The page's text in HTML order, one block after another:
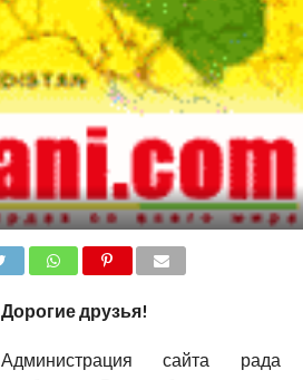
Дорогие друзья!
Администрация сайта рада